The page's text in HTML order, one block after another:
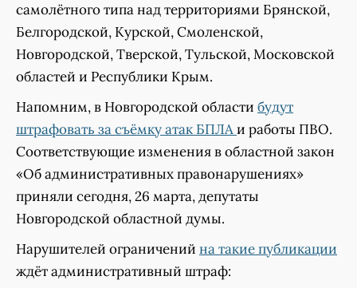
самолётного типа над территориями Брянской,
Белгородской, Курской, Смоленской,
Новгородской, Тверской, Тульской, Московской
областей и Республики Крым.
Напомним, в Новгородской области будут
штрафовать за съëмку атак БПЛАи работы ПВО.
Соответствующие изменения в областной закон
«Об административных правонарушениях»
приняли сегодня, 26 марта, депутаты
Новгородской областной думы.
Нарушителей ограничений на такие публикации
ждёт административный штраф: